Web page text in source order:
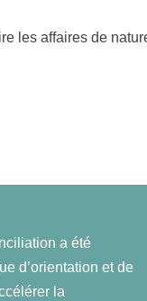
les affaires de
a été
d’orientation et de
la